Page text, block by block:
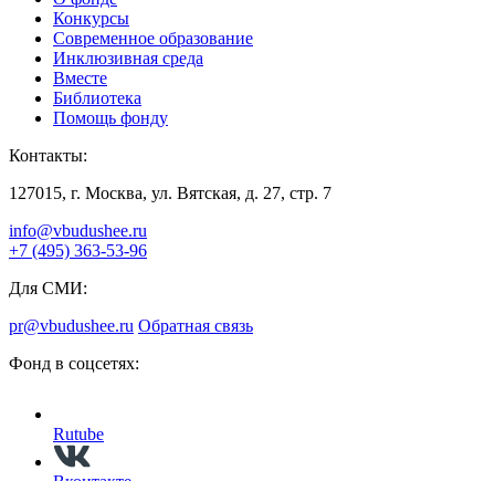
Конкурсы
Современное образование
Инклюзивная среда
Вместе
Библиотека
Помощь фонду
Контакты:
127015, г. Москва, ул. Вятская, д. 27, стр. 7
info@vbudushee.ru
+7 (495) 363-53-96
Для СМИ:
pr@vbudushee.ru Обратная связь
Фонд в соцсетях:
Rutube